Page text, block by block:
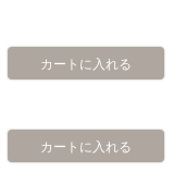
カートに入れる
カートに入れる